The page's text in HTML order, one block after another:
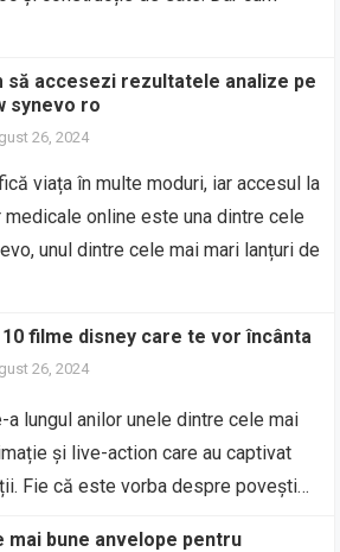
să accesezi rezultatele analize pe
synevo ro
26, 2024
viața în multe moduri, iar accesul la
online este una dintre cele
unul dintre cele mai mari lanțuri de
filme disney care te vor încânta
26, 2024
lungul anilor unele dintre cele mai
și live-action care au captivat
Fie că este vorba despre povești…
mai bune anvelope pentru